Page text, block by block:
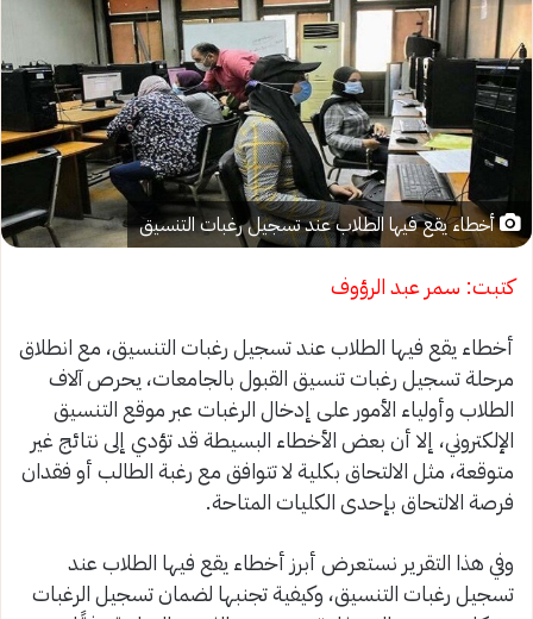
أخطاء يقع فيها الطلاب عند تسجيل رغبات التنسيق
كتبت: سمر عبد الرؤوف
أخطاء يقع فيها الطلاب عند تسجيل رغبات التنسيق، مع انطلاق
مرحلة تسجيل رغبات تنسيق القبول بالجامعات، يحرص آلاف
الطلاب وأولياء الأمور على إدخال الرغبات عبر موقع التنسيق
الإلكتروني، إلا أن بعض الأخطاء البسيطة قد تؤدي إلى نتائج غير
متوقعة، مثل الالتحاق بكلية لا تتوافق مع رغبة الطالب أو فقدان
فرصة الالتحاق بإحدى الكليات المتاحة.
وفي هذا التقرير نستعرض أبرز أخطاء يقع فيها الطلاب عند
تسجيل رغبات التنسيق، وكيفية تجنبها لضمان تسجيل الرغبات